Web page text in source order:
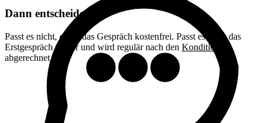
Dann entscheiden
Passt es nicht, endet das Gespräch kostenfrei. Passt es, geht das
Erstgespräch weiter und wird regulär nach den Konditionen
abgerechnet.